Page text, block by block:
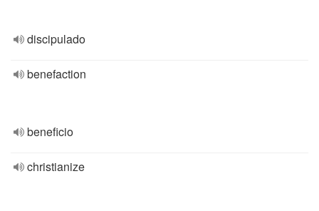
discipulado
benefaction
beneficio
christianize